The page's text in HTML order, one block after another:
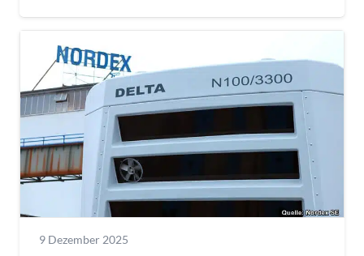
9 Dezember 2025